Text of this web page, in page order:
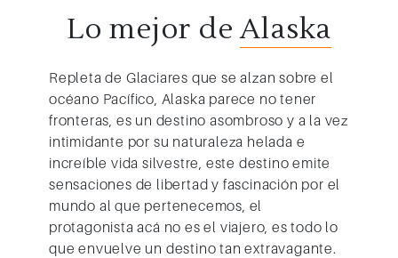
Lo mejor deAlaska
Repleta de Glaciares que se alzan sobre el
océano Pacífico, Alaska parece no tener
fronteras, es un destino asombroso y a la vez
intimidante por su naturaleza helada e
increíble vida silvestre, este destino emite
sensaciones de libertad y fascinación por el
mundo al que pertenecemos, el
protagonista acá no es el viajero, es todo lo
que envuelve un destino tan extravagante.